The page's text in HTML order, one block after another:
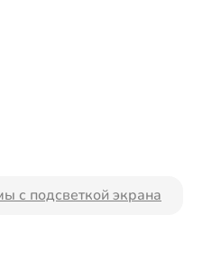
с подсветкой экрана